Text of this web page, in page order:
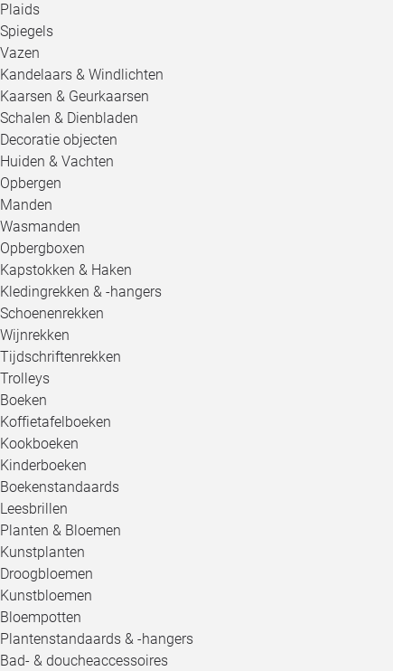
Plaids
Spiegels
Vazen
Kandelaars & Windlichten
Kaarsen & Geurkaarsen
Schalen & Dienbladen
Decoratie objecten
Huiden & Vachten
Opbergen
Manden
Wasmanden
Opbergboxen
Kapstokken & Haken
Kledingrekken & -hangers
Schoenenrekken
Wijnrekken
Tijdschriftenrekken
Trolleys
Boeken
Koffietafelboeken
Kookboeken
Kinderboeken
Boekenstandaards
Leesbrillen
Planten & Bloemen
Kunstplanten
Droogbloemen
Kunstbloemen
Bloempotten
Plantenstandaards & -hangers
Bad- & doucheaccessoires